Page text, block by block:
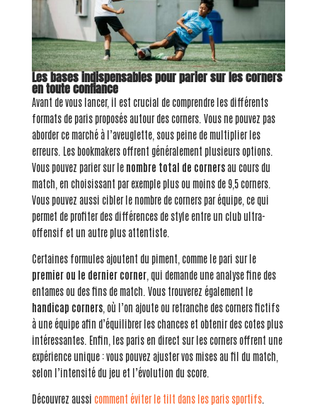
Les bases indispensables pour parier sur les corners
en toute confiance
Avant de vous lancer, il est crucial de comprendre les différents
formats de paris proposés autour des corners. Vous ne pouvez pas
aborder ce marché à l’aveuglette, sous peine de multiplier les
erreurs. Les bookmakers offrent généralement plusieurs options.
Vous pouvez parier sur le nombre total de cornersau cours du
match, en choisissant par exemple plus ou moins de 9,5 corners.
Vous pouvez aussi cibler le nombre de corners par équipe, ce qui
permet de profiter des différences de style entre un club ultra-
offensif et un autre plus attentiste.
Certaines formules ajoutent du piment, comme le pari sur le
premier ou le dernier corner, qui demande une analyse fine des
entames ou des fins de match. Vous trouverez également le
handicap corners, où l’on ajoute ou retranche des corners fictifs
à une équipe afin d’équilibrer les chances et obtenir des cotes plus
intéressantes. Enfin, les paris en direct sur les corners offrent une
expérience unique : vous pouvez ajuster vos mises au fil du match,
selon l’intensité du jeu et l’évolution du score.
Découvrez aussi comment éviter le tilt dans les paris sportifs.